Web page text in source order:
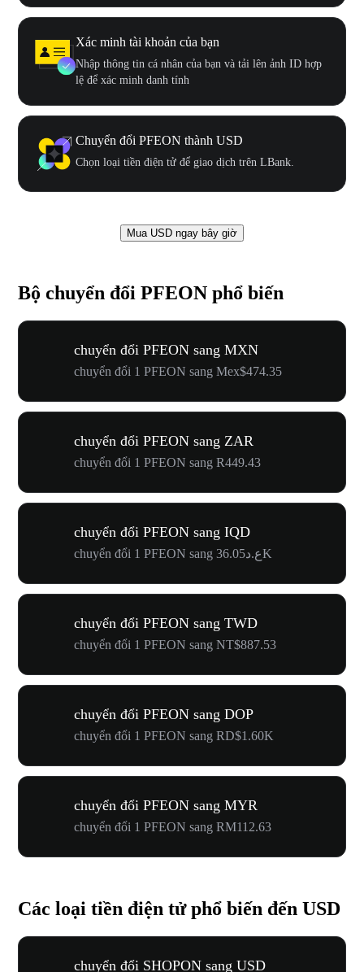
Xác minh tài khoản của bạn
Nhập thông tin cá nhân của bạn và tải lên ảnh ID hợp
lệ để xác minh danh tính
Chuyển đổi PFEON thành USD
Chọn loại tiền điện tử để giao dịch trên LBank.
Mua USD ngay bây giờ
Bộ chuyển đổi PFEON phổ biến
chuyển đổi PFEON sang MXN
chuyển đổi 1 PFEON sang Mex$474.35
chuyển đổi PFEON sang ZAR
chuyển đổi 1 PFEON sang R449.43
chuyển đổi PFEON sang IQD
chuyển đổi 1 PFEON sang ع.د36.05K
chuyển đổi PFEON sang TWD
chuyển đổi 1 PFEON sang NT$887.53
chuyển đổi PFEON sang DOP
chuyển đổi 1 PFEON sang RD$1.60K
chuyển đổi PFEON sang MYR
chuyển đổi 1 PFEON sang RM112.63
Các loại tiền điện tử phổ biến đến USD
chuyển đổi SHOPON sang USD